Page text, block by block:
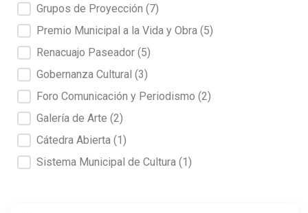
Grupos de Proyección (7)
Premio Municipal a la Vida y Obra (5)
Renacuajo Paseador (5)
Gobernanza Cultural (3)
Foro Comunicación y Periodismo (2)
Galería de Arte (2)
Cátedra Abierta (1)
Sistema Municipal de Cultura (1)